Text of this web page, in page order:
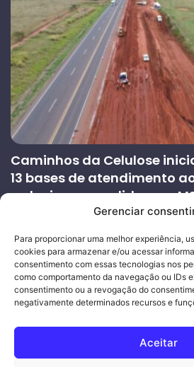
Gerenciar
Para proporcionar uma melhor experiência,
cookies para armazenar e/ou acessar
consentimento com essas tecnologias nos
como comportamento da navegação ou IDs
consentimento ou a revogação do
negativamente determinados recursos e
Aceitar
Caminhos da Celulose
13 bases de atendimento
rodovias concedidas em
Página
anterior
Ouro Empresas-
Joeber